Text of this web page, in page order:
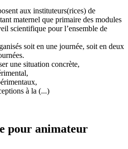
aux instituteurs(rices) de
maternel que primaire des modules
scientifique pour l’ensemble de
soit en une journée, soit en deux
une situation concrète,
à la (...)
pour animateur